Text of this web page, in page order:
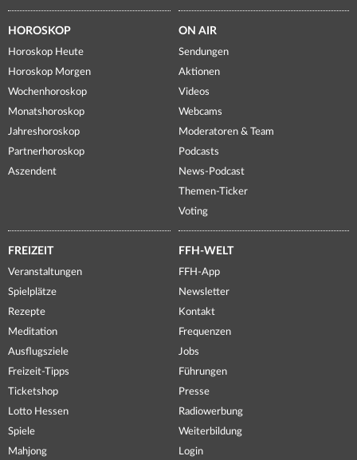
HOROSKOP
Horoskop Heute
Horoskop Morgen
Wochenhoroskop
Monatshoroskop
Jahreshoroskop
Partnerhoroskop
Aszendent
ON AIR
Sendungen
Aktionen
Videos
Webcams
Moderatoren & Team
Podcasts
News-Podcast
Themen-Ticker
Voting
FREIZEIT
Veranstaltungen
Spielplätze
Rezepte
Meditation
Ausflugsziele
Freizeit-Tipps
Ticketshop
Lotto Hessen
Spiele
Mahjong
FFH-WELT
FFH-App
Newsletter
Kontakt
Frequenzen
Jobs
Führungen
Presse
Radiowerbung
Weiterbildung
Login